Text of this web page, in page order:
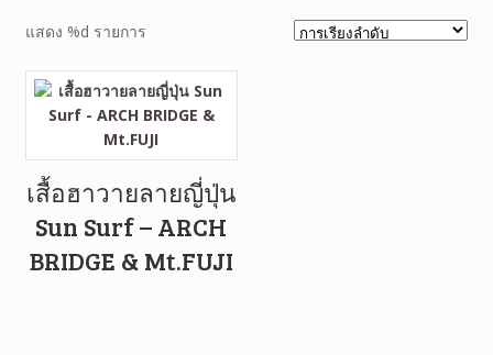
แสดง %d รายการ
เสื้อฮาวายลายญี่ปุ่น
Sun Surf – ARCH
BRIDGE & Mt.FUJI